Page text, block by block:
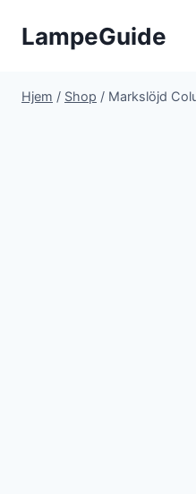
LampeGuide
Hjem / Shop / Markslöjd